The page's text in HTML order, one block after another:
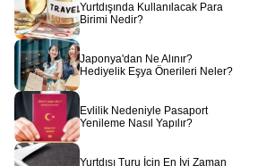
Yurtdışında Kullanılacak Para
Birimi Nedir?
Japonya'dan Ne Alınır?
Hediyelik Eşya Önerileri Neler?
Evlilik Nedeniyle Pasaport
Yenileme Nasıl Yapılır?
Yurtdışı Turu İçin En İyi Zaman